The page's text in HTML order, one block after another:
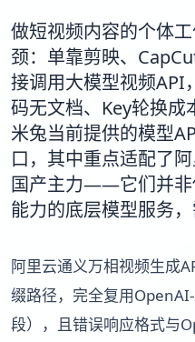
做短视频内容的个体
颈：单靠剪映、
接调用大模型视频API
码无文档、Key轮换
米兔当前提供的模型
口，其中重点适配了
国产主力——它们并非
能力的底层模型服务
阿里云通义万相视频生成
缀路径，完全复用
段），且错误响应格式与